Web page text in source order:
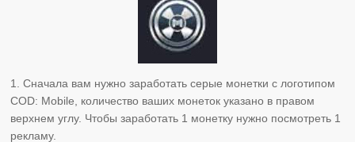
1. Сначала вам нужно заработать серые монетки с логотипом
COD: Mobile, количество ваших монеток указано в правом
верхнем углу. Чтобы заработать 1 монетку нужно посмотреть 1
рекламу.